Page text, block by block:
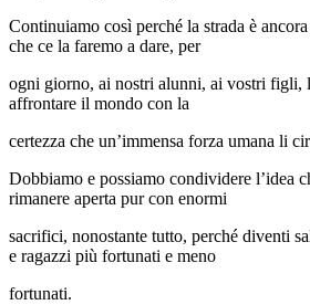
Continuiamo così perché la strada è
che ce la faremo a dare, per
ogni giorno, ai nostri alunni, ai vostri figli,
affrontare il mondo con la
certezza che un’immensa forza umana li
Dobbiamo e possiamo condividere l’idea
rimanere aperta pur con enormi
sacrifici, nonostante tutto, perché diventi
e ragazzi più fortunati e meno
fortunati.